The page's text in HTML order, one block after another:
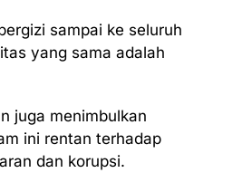
sampai ke seluruh
yang sama adalah
juga menimbulkan
ini rentan terhadap
dan korupsi.